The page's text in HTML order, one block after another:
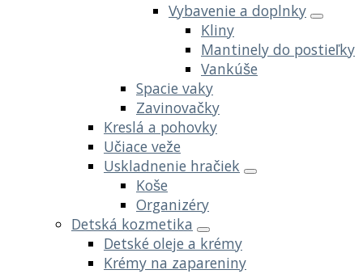
Vybavenie a doplnky
Kliny
Mantinely do postieľky
Vankúše
Spacie vaky
Zavinovačky
Kreslá a pohovky
Učiace veže
Uskladnenie hračiek
Koše
Organizéry
Detská kozmetika
Detské oleje a krémy
Krémy na zapareniny